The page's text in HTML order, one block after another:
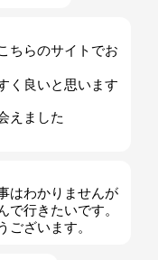
ちらのサイトでお
く良いと思います
えました
はわかりませんが
で行きたいです。
ございます。